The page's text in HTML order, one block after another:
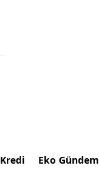
Kredi Eko Gündem